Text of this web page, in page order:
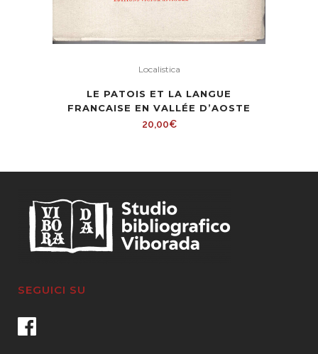
Localistica
LE PATOIS ET LA LANGUE
FRANCAISE EN VALLÉE D’AOSTE
20,00€
SEGUICI SU